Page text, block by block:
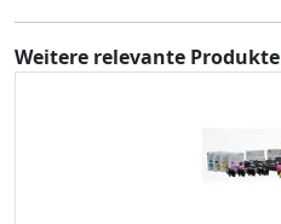
Weitere relevante Produkte